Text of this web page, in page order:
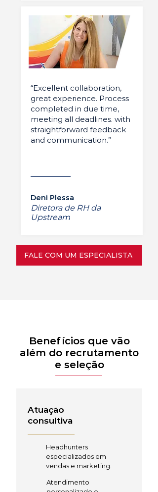
“Excellent collaboration,
great experience. Process
completed in due time,
meeting all deadlines. with
straightforward feedback
and communication.”
Deni Plessa
Diretora de RH da
Upstream
FALE COM UM ESPECIALISTA
Benefícios que vão
além do recrutamento
e seleção
Atuação
consultiva
Headhunters
especializados em
vendas e marketing.
Atendimento